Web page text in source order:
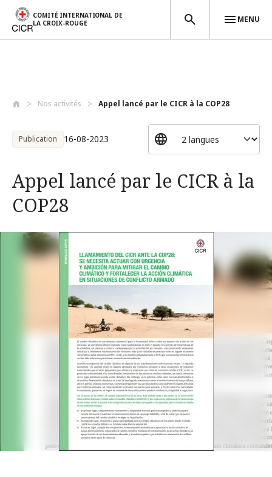
COMITÉ INTERNATIONAL DE
LA CROIX-ROUGE
MENU
Nos activités Appel lancé par le CICR à la COP28
Publication 16-08-2023
Appel lancé par le CICR à la
COP28